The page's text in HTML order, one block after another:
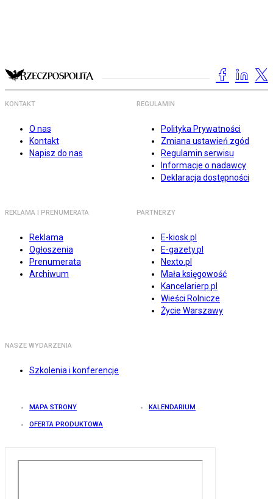
KONTAKT
O nas
Kontakt
Napisz do nas
REGULAMIN
Polityka Prywatności
Zmiana ustawień zgód
Regulamin serwisu
Informacje o nadawcy
Deklaracja dostępności
REKLAMA I PRENUMERATA
Reklama
Ogłoszenia
Prenumerata
Archiwum
PARTNERZY
E-kiosk.pl
E-gazety.pl
Nexto.pl
Mała księgowość
Kancelarierp.pl
Wieści Rolnicze
Życie Warszawy
NASZE WYDARZENIA
Szkolenia i konferencje
MAPA STRONY KALENDARIUM
OFERTA PRODUKTOWA